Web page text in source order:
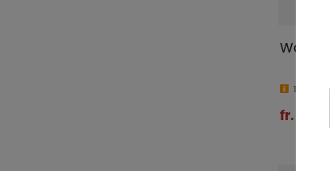
10-15
fr. 30